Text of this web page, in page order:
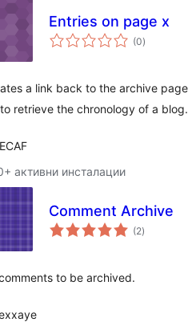
Entries on page x
(0общо
оценки
)
a link back to the archive
retrieve the chronology of a blog.
активни инсталации
Comment Archive
(2общо
оценки
)
to be archived.